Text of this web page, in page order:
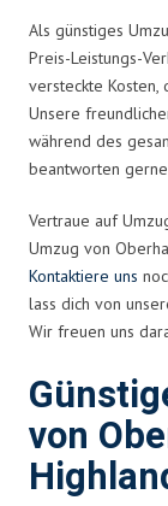
Als günstiges
Preis-Leistungs-
versteckte Kosten,
Unsere
während des
beantworten
Vertraue auf
Umzug von
Kontaktiere uns
lass dich von
Wir freuen uns
von